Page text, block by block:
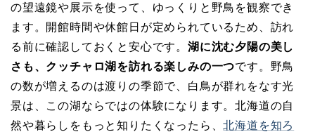
の望遠鏡や展示を使って、ゆっくりと野鳥を観察でき
ます。開館時間や休館日が定められているため、訪れ
る前に確認しておくと安心です。 湖に沈む夕陽の美し
さも、クッチャロ湖を訪れる楽しみの一つです。野鳥
の数が増えるのは渡りの季節で、白鳥が群れをなす光
景は、この湖ならではの体験になります。北海道の自
然や暮らしをもっと知りたくなったら、北海道を知ろ